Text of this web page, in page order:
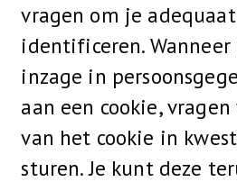
vragen om je
identificeren.
inzage in
aan een cookie,
van het cookie in
sturen. Je kunt deze